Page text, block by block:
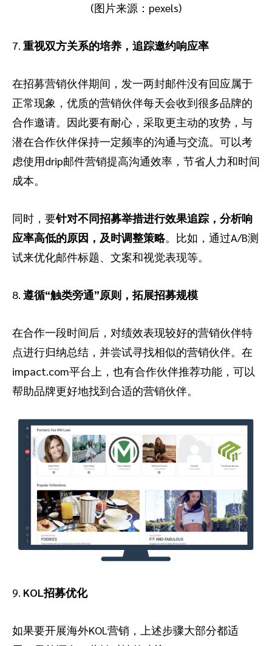
(图片来源：pexels)
7. 重视双方关系的培养，追踪邀约响应率
在招募营销伙伴期间，发一两封邮件没有回应属于
正常现象，优质的营销伙伴每天会收到很多品牌的
合作邀请。因此要有耐心，采取更主动的攻势，与
潜在合作伙伴保持一定频率的沟通与交流。可以考
虑使用drip邮件营销提高沟通效率，节省人力和时间
成本。
同时，要针对不同招募举措进行效果追踪，分析响
应率高低的原因，及时调整策略。比如，通过A/B测
试来优化邮件标题、文案和视觉表现等。
8. 遵循“触类旁通”原则，拓展招募规模
在合作一段时间后，对绩效表现较好的营销伙伴特
点进行归纳总结，并尝试寻找相似的营销伙伴。在
impact.com平台上，也有合作伙伴推荐功能，可以
帮助品牌更好地找到合适的营销伙伴。
9. KOL招募优化
如果要开展海外KOL营销，上述步骤大部分都适